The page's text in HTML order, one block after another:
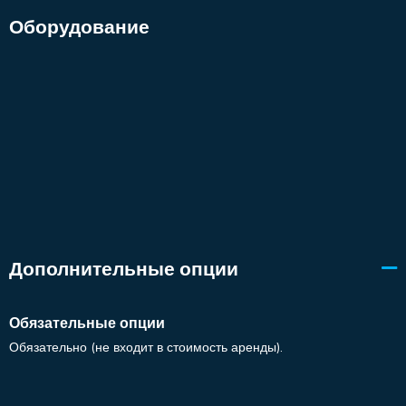
Оборудование
Дополнительные опции
Обязательные опции
Обязательно (не входит в стоимость аренды).